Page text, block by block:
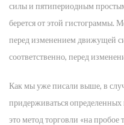
силы и пятипериодным
берется от этой гистограммы.
перед изменением движущей
соответственно, перед
Как мы уже писали выше, в
придерживаться
это метод торговли «на пробое